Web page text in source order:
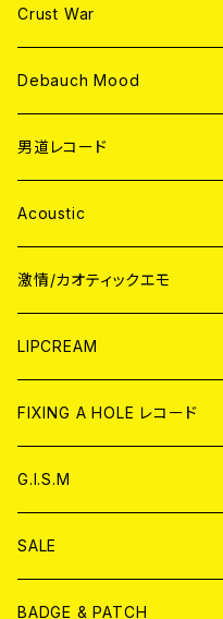
Crust War
Debauch Mood
男道レコード
Acoustic
JAPAN
CD
ANALOG
WORLD
CD
ANALOG
激情/カオティックエモ
JAPAN
CD
ANALOG
WORLD
CD
ANALOG
LIPCREAM
CD
アナログ
DVD
T-shirt & WEAR
FIXING A HOLE レコード
G.I.S.M
CD
ANALOG
SALE
BADGE & PATCH